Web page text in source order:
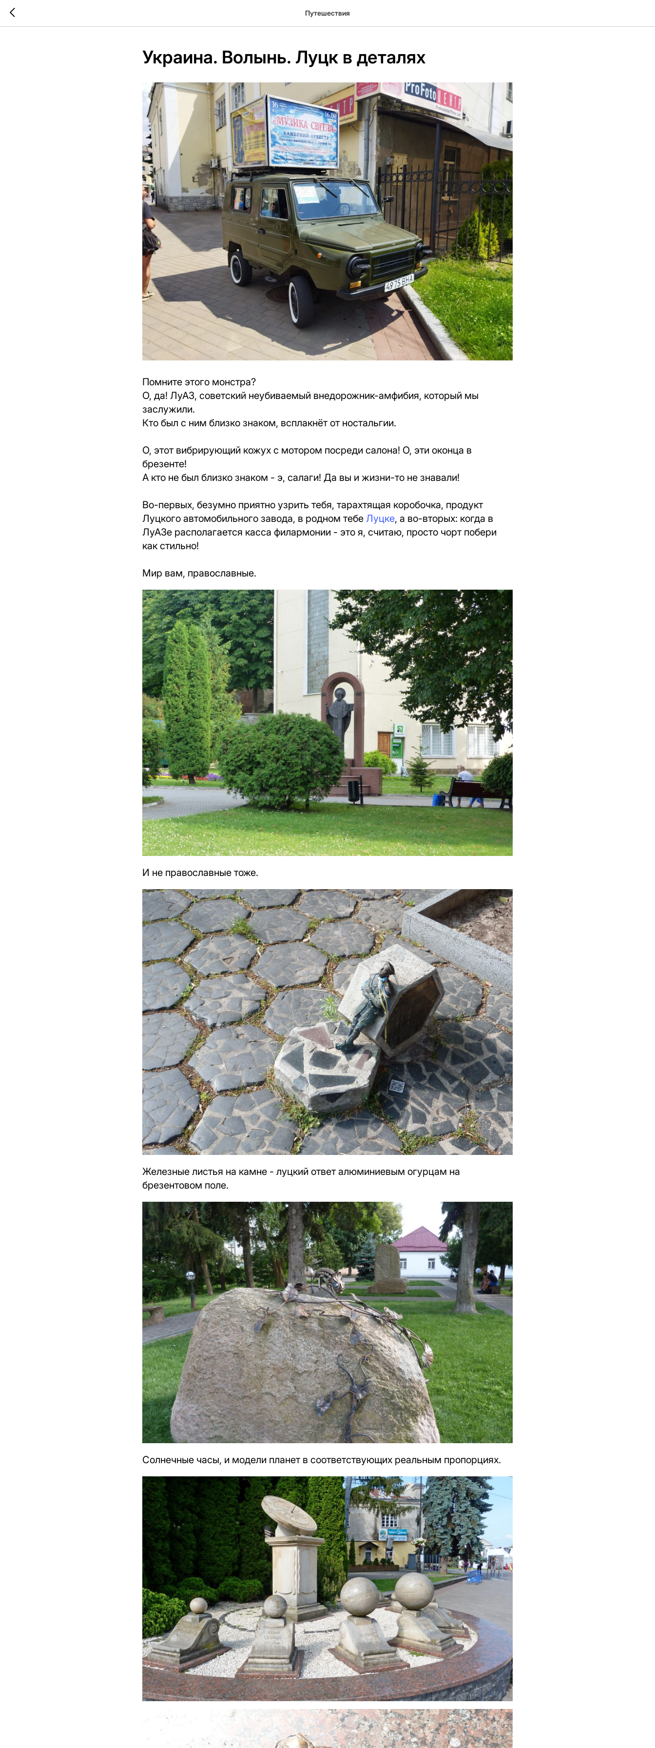
Путешествия
Украина. Волынь. Луцк в деталях
Помните этого монстра?
О, да! ЛуАЗ, советский неубиваемый внедорожник-амфибия, который мы
заслужили.
Кто был с ним близко знаком, всплакнёт от ностальгии.
О, этот вибрирующий кожух с мотором посреди салона! О, эти оконца в
брезенте!
А кто не был близко знаком - э, салаги! Да вы и жизни-то не знавали!
Во-первых, безумно приятно узрить тебя, тарахтящая коробочка, продукт
Луцкого автомобильного завода, в родном тебе Луцке, а во-вторых: когда в
ЛуАЗе располагается касса филармонии - это я, считаю, просто чорт побери
как стильно!
Мир вам, православные.
И не православные тоже.
Железные листья на камне - луцкий ответ алюминиевым огурцам на
брезентовом поле.
Солнечные часы, и модели планет в соответствующих реальным пропорциях.